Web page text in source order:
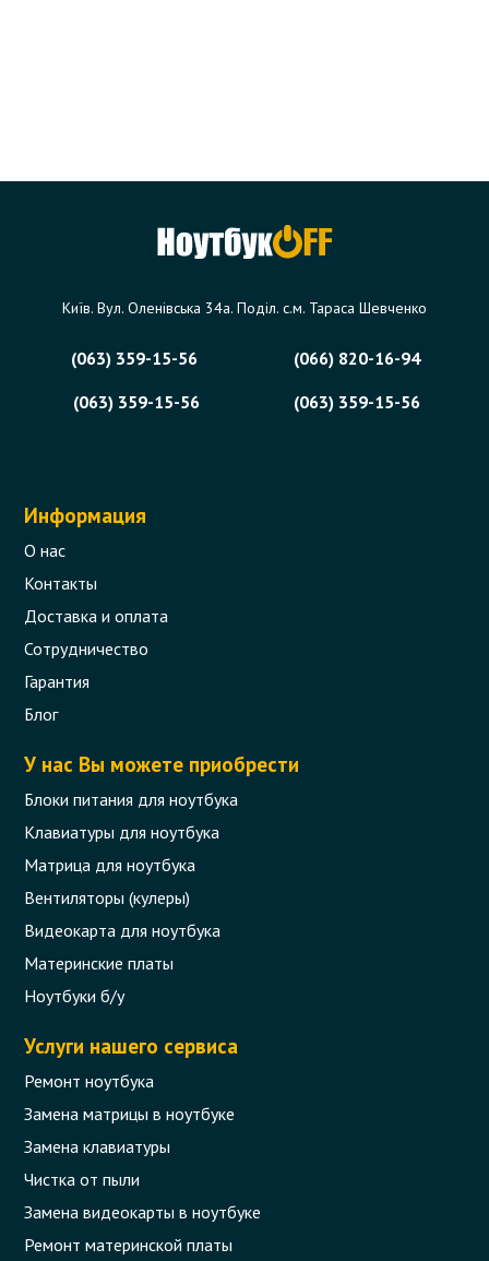
Київ. Вул. Оленівська 34а. Поділ. с.м. Тараса Шевченко
(063) 359-15-56
(066) 820-16-94
(063) 359-15-56
(063) 359-15-56
Информация
О нас
Контакты
Доставка и оплата
Сотрудничество
Гарантия
Блог
У нас Вы можете приобрести
Блоки питания для ноутбука
Клавиатуры для ноутбука
Матрица для ноутбука
Вентиляторы (кулеры)
Видеокарта для ноутбука
Материнские платы
Ноутбуки б/у
Услуги нашего сервиса
Ремонт ноутбука
Замена матрицы в ноутбуке
Замена клавиатуры
Чистка от пыли
Замена видеокарты в ноутбуке
Ремонт материнской платы